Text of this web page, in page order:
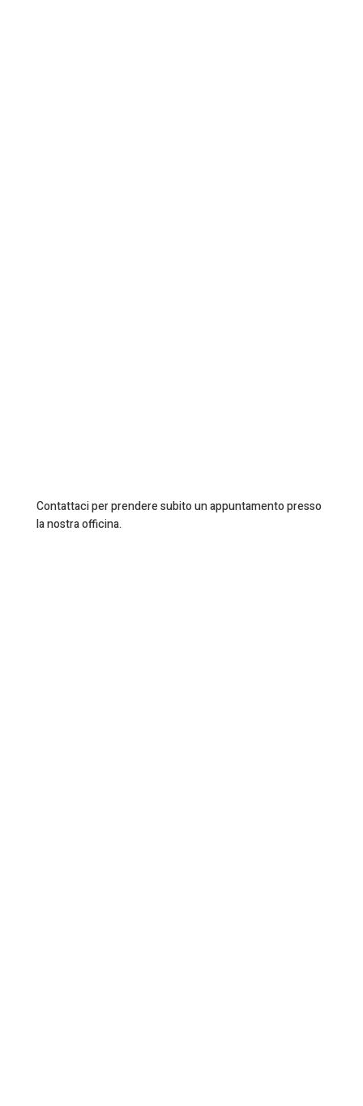
Contattaci per prendere subito un appuntamento presso
la nostra officina.